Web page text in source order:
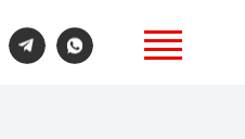
в 2026 году